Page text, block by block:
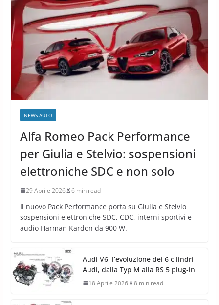
NEWS AUTO
Alfa Romeo Pack Performance
per Giulia e Stelvio: sospensioni
elettroniche SDC e non solo
29 Aprile 2026 6 min read
Il nuovo Pack Performance porta su Giulia e Stelvio
sospensioni elettroniche SDC, CDC, interni sportivi e
audio Harman Kardon da 900 W.
Audi V6: l’evoluzione dei 6 cilindri
Audi, dalla Typ M alla RS 5 plug-in
18 Aprile 2026 8 min read